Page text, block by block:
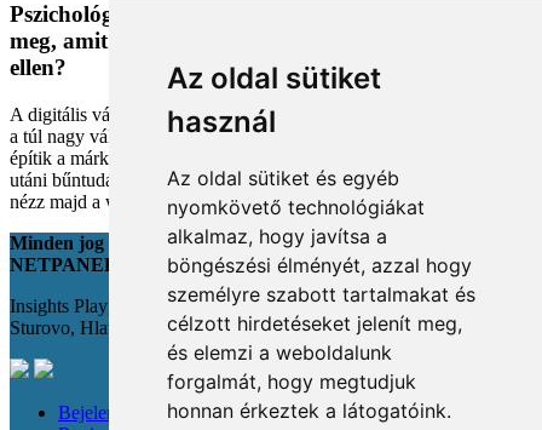
Az oldal sütiket
használ
Az oldal sütiket és egyéb
nyomkövető technológiákat
alkalmaz, hogy javítsa a
böngészési élményét, azzal hogy
személyre szabott tartalmakat és
célzott hirdetéseket jelenít meg,
és elemzi a weboldalunk
forgalmát, hogy megtudjuk
honnan érkeztek a látogatóink.
Pszichológiai trükkök a kosárban: Miért vesszük
meg, amit megveszünk, és mit tehetünk a bűntudat
ellen?
A digitális vásárlás kényelmes, de tele van pszichológiai csapdákkal
a túl nagy választéktól a hosszas böngészésig. Megmutatjuk, hogyan
építik a márkák a bizalmadat online, és miként kerüld el a vásárlás
utáni bűntudatot tudatos döntésekkel. Készülj fel, hogy máshogy
nézz majd a webshopokra!
Minden jog fenntartva
NETPANEL
Insights Playground s.r.o.;
Sturovo, Hlavná 22., 943 01
Bejelentkezés